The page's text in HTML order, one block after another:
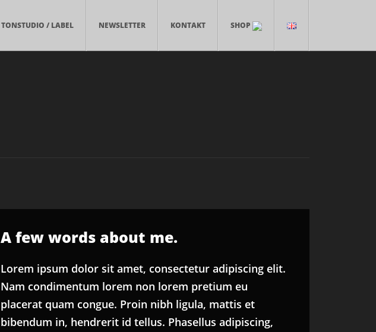
TONSTUDIO / LABEL NEWSLETTER KONTAKT SHOP
A few words about me.
Lorem ipsum dolor sit amet, consectetur adipiscing elit.
Nam condimentum lorem non lorem pretium eu
placerat quam congue. Proin nibh ligula, mattis et
bibendum in, hendrerit id tellus. Phasellus adipiscing,